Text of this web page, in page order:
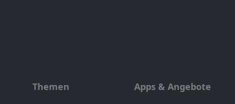
Themen Apps & Angebote